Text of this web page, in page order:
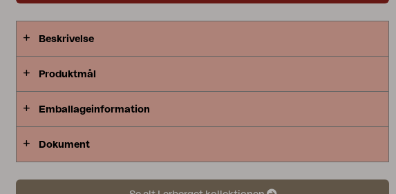
Beskrivelse
Produktmål
Emballageinformation
Dokument